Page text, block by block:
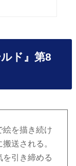
ド』第8
絵を描き続け
送される。
引き締める